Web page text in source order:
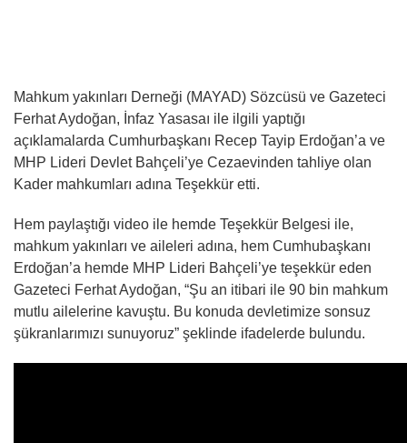
Mahkum yakınları Derneği (MAYAD) Sözcüsü ve Gazeteci
Ferhat Aydoğan, İnfaz Yasasaı ile ilgili yaptığı
açıklamalarda Cumhurbaşkanı Recep Tayip Erdoğan’a ve
MHP Lideri Devlet Bahçeli’ye Cezaevinden tahliye olan
Kader mahkumları adına Teşekkür etti.
Hem paylaştığı video ile hemde Teşekkür Belgesi ile,
mahkum yakınları ve aileleri adına, hem Cumhubaşkanı
Erdoğan’a hemde MHP Lideri Bahçeli’ye teşekkür eden
Gazeteci Ferhat Aydoğan, “Şu an itibari ile 90 bin mahkum
mutlu ailelerine kavuştu. Bu konuda devletimize sonsuz
şükranlarımızı sunuyoruz” şeklinde ifadelerde bulundu.